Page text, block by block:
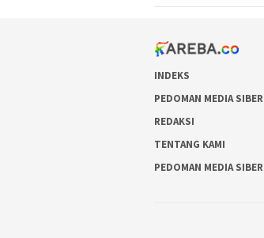
INDEKS
PEDOMAN MEDIA SIBER
REDAKSI
TENTANG KAMI
PEDOMAN MEDIA SIBER